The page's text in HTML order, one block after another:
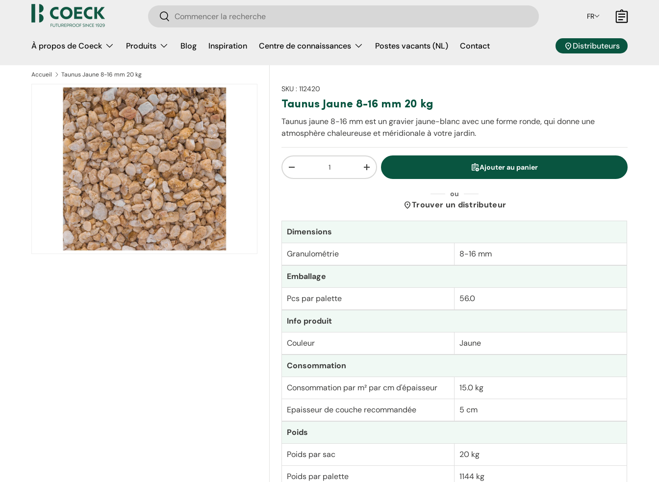
Aller au contenu Recherche
Rechercher FR Panier
À propos de Coeck Produits Blog Inspiration Centre de connaissances Postes vacants (NL) Contact location_onDistributeurs
Accueil Taunus Jaune 8-16 mm 20 kg
aux informations produits
SKU : 112420
Taunus Jaune 8-16 mm 20 kg
Taunus jaune 8-16 mm est un gravier jaune-blanc avec une forme ronde, qui donne une
atmosphère chaleureuse et méridionale à votre jardin.
Qté
Diminuer la quantité
Augmenter la quantité assignment_addAjouter au panier
ou
location_onTrouver un distributeur
Dimensions
Granulométrie 8-16 mm
Emballage
Pcs par palette 56.0
Info produit
Couleur Jaune
Consommation
Consommation par m² par cm d'épaisseur 15.0 kg
Epaisseur de couche recommandée 5 cm
Poids
Poids par sac 20 kg
Poids par palette 1144 kg